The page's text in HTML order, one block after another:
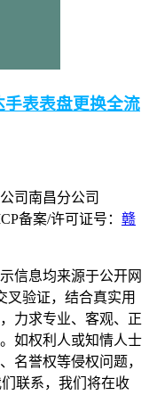
表表盘更换全流
司南昌分公司
备案/许可证号： 赣
信息均来源于公开网
叉验证，结合真实用
力求专业、客观、正
如权利人或知情人士
名誉权等侵权问题，
们联系，我们将在收